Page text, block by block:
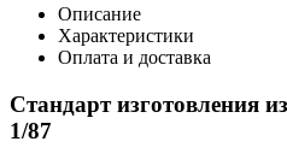
Описание
Характеристики
Оплата и доставка
Стандарт изготовления
1/87